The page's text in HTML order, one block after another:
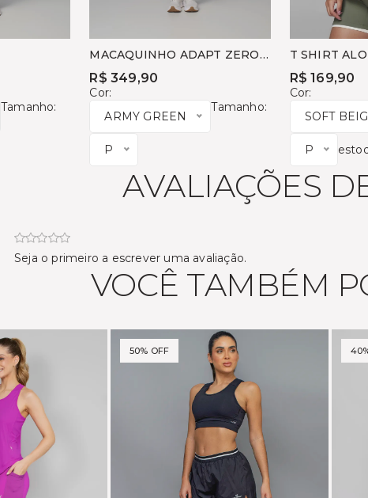
Tamanho:
MACAQUINHO ADAPT ZERO
R$ 349,90
Cor:
ARMY GREEN
Tamanho:
P
T SHIRT
R$ 169,90
Cor:
SOFT
P
AVALIAÇÕES
Seja o primeiro a escrever uma avaliação.
VOCÊ TAMBÉM
50% OFF